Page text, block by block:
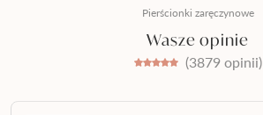
Pierścionki zaręczynowe
Wasze opinie
(3879 opinii)